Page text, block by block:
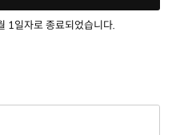
1일자로 종료되었습니다.